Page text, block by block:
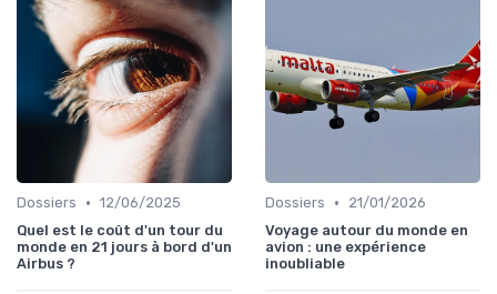
Dossiers • 12/06/2025
Quel est le coût d'un tour du
monde en 21 jours à bord d'un
Airbus ?
Dossiers •
21/01/2026
Voyage autour du monde en
avion : une expérience
inoubliable